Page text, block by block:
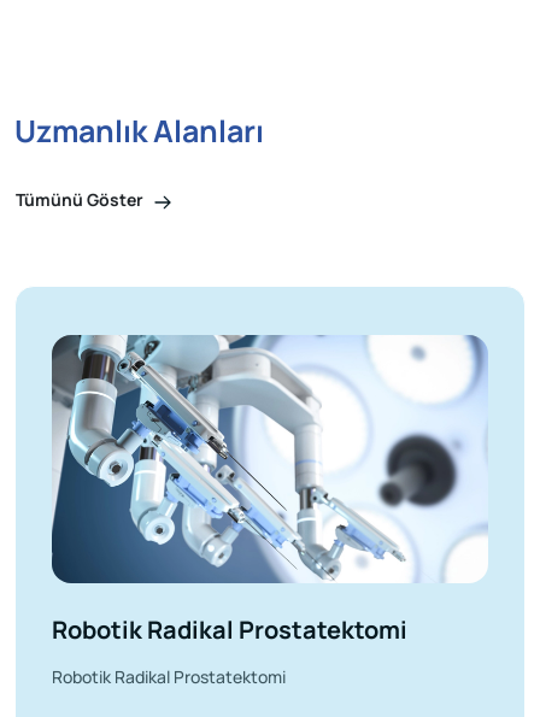
Uzmanlık Alanları
Tümünü Göster
Robotik Radikal Prostatektomi
Robotik Radikal Prostatektomi